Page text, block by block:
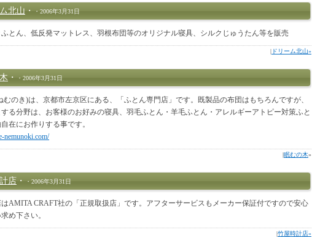
北山 ・ ・2006年3月31日
とん、低反発マットレス、羽根布団等のオリジナル寝具、シルクじゅうたん等を販売
| ドリーム北山»
・ ・2006年3月31日
むのき)は、京都市左京区にある、「ふとん専門店」です。既製品の布団はもちろんですが、
る分野は、お客様のお好みの寝具、羽毛ふとん・羊毛ふとん・アレルギーアトピー対策ふと
在にお作りする事です。
nemunoki.com/
|眠むの木»
店 ・ ・2006年3月31日
AMITA CRAFT社の「正規取扱店」です。アフターサービスもメーカー保証付ですので安心
め下さい。
|竹屋時計店»